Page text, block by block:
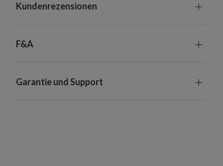
Kundenrezensionen
F&A
Garantie und Support